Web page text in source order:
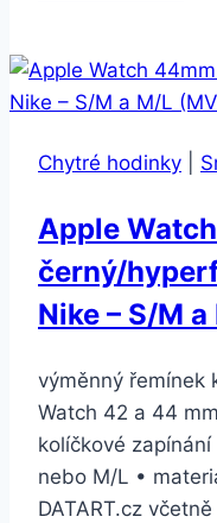
Chytré hodinky
Apple
černý/
Nike – S/M
výměnný řemínek
Watch 42 a 44
kolíčkové
nebo M/L •
DATART.cz